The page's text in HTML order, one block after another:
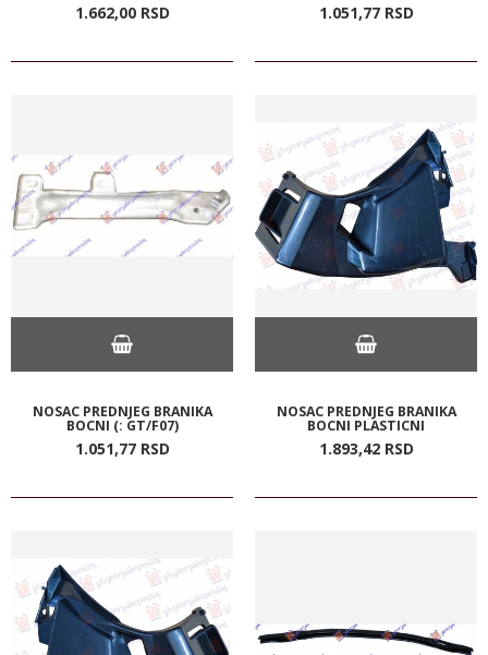
1.662,00 RSD 1.051,77 RSD
NOSAC PREDNJEG BRANIKA
BOCNI (: GT/F07)
1.051,77 RSD
NOSAC PREDNJEG BRANIKA
BOCNI PLASTICNI
1.893,42 RSD